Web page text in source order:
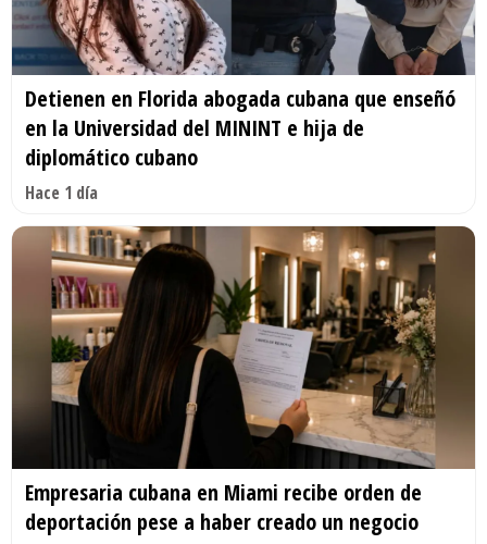
Detienen en Florida abogada cubana que enseñó
en la Universidad del MININT e hija de
diplomático cubano
Hace 1 día
Empresaria cubana en Miami recibe orden de
deportación pese a haber creado un negocio